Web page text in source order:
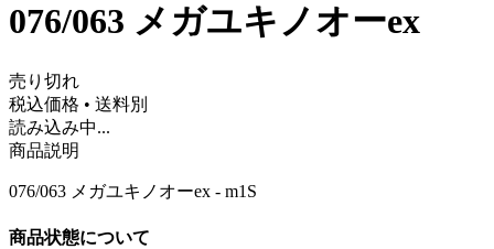
076/063 メガユキノオーex
売り切れ
税込価格 • 送料別
読み込み中...
商品説明
076/063 メガユキノオーex - m1S
商品状態について